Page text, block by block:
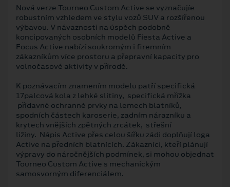
Nová verze Tourneo Custom Active se vyznačujíe
robustním vzhledem ve stylu vozů SUV a rozšířenou
výbavou. V návaznosti na úspěch podobně
koncipovaných osobních modelů Fiesta Active a
Focus Active nabízí soukromým i firemním
zákazníkům více prostoru a přepravní kapacity pro
volnočasové aktivity v přírodě.
K poznávacím znamením modelu patří specifická
17palcová kola z lehké slitiny, specifická mřížka
přídavné ochranné prvky na lemech blatníků,
spodních částech karoserie, zadním nárazníku a
krytech vnějších zpětných zrcátek, střešní
ližiny. Nápis Active přes celou šířku zádi doplňují loga
Active na předních blatnících. Zákazníci, kteří plánují
výpravy do náročnějších podmínek, si mohou objednat
Tourneo Custom Active s mechanickým
samosvorným diferenciálem.